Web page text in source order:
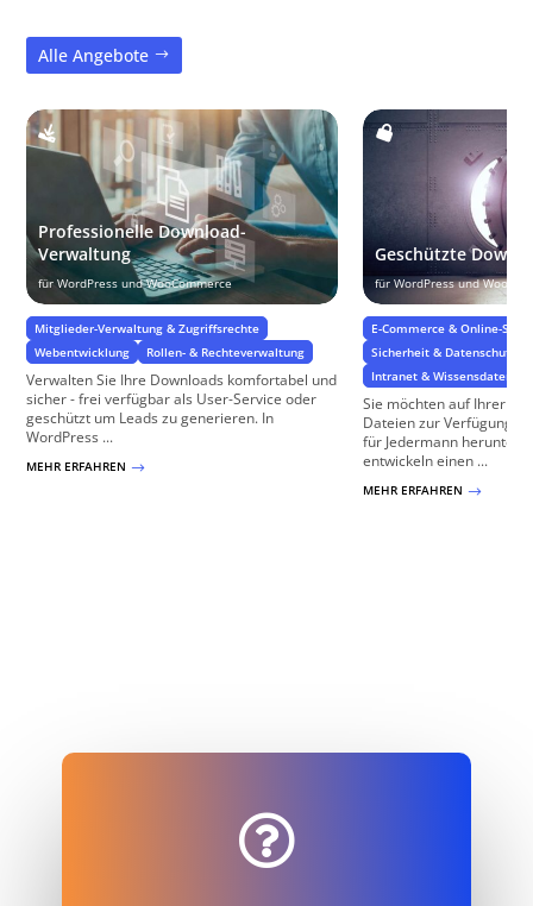
Alle Angebote
Professionelle Download-
Verwaltung
für WordPress und WooCommerce
Mitglieder-Verwaltung & Zugriffsrechte
Webentwicklung
Rollen- & Rechteverwaltung
Verwalten Sie Ihre Downloads komfortabel und
sicher - frei verfügbar als User-Service oder
geschützt um Leads zu generieren. In
WordPress ...
MEHR ERFAHREN $
Geschützte
für WordPress und
E-Commerce & Online-
Sicherheit & Datenschutz
Intranet &
Sie möchten auf Ihrer
Dateien zur Verfügung
für Jedermann
entwickeln einen ...
MEHR ERFAHREN $
